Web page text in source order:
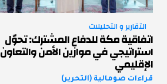
التقارير و التحليلات
اتفاقية مكة للدفاع المشترك: تحوّل
استراتيجي في موازين الأمن والتعاون
الإقليمي
قراءات صومالية (التحرير)